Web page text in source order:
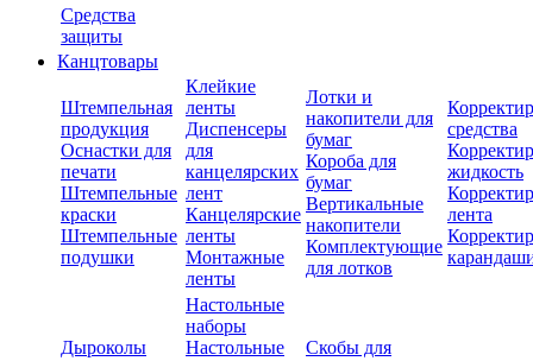
Средства
защиты
Канцтовары
Штемпельная
продукция
Оснастки для
печати
Штемпельные
краски
Штемпельные
подушки
Клейкие
ленты
Диспенсеры
для
канцелярских
лент
Канцелярские
ленты
Монтажные
ленты
Лотки и
накопители для
бумаг
Короба для
бумаг
Вертикальные
накопители
Комплектующие
для лотков
средства
жидкость
лента
Дыроколы
Настольные
наборы
Настольные
Скобы для